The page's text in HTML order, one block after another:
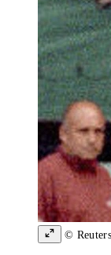
© Reuters